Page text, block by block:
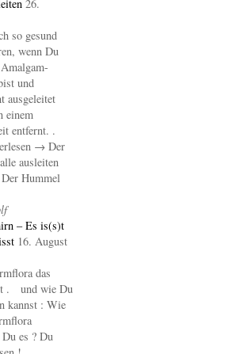
26.
so gesund
wenn Du
und
ausgeleitet
einem
entfernt. .
→ Der
ausleiten
Hummel
– Es is(s)t
16. August
das
. und wie Du
kannst : Wie
es ? Du